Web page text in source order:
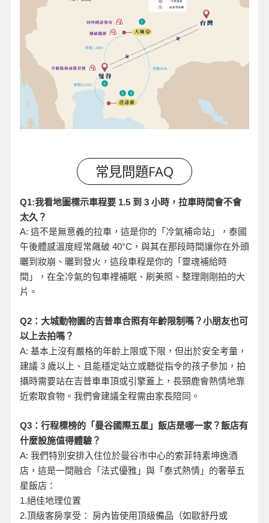
Q1:我看地圖標示車程要 1.5 到 3 小時，拉車時間會不會
太久？
A: 這不是無意義的拉車，這是你的「冷氣補命站」，泰國
午後體感溫度經常飆破 40°C ，與其在那段時間讓你在外頭
曬到妝崩、曬到發火，這段車程是你的「靈魂補給時
間」，在全冷氣的包車裡補眠、刷美照、整理剛剛拍的大
片。
Q2：大城動物園的吉普車合照有年齡限制嗎？小朋友也可
以上去拍嗎？
A: 基本上沒有嚴格的年齡上限或下限，但出於安全考量，
建議 3 歲以上、且能穩定站立或聽從指令的孩子參加，拍
攝時需要站在吉普車車頂或引擎蓋上，長頸鹿會熱情地靠
近索取食物。我們會建議全程需由家長陪同。
Q3：行程標榜的「曼谷國際五星」飯店是哪一家？飯店有
什麼設施值得體驗？
A: 我們特別安排入住位於曼谷市中心的索菲特素坤逸酒
店，這是一間融合「法式優雅」與「泰式熱情」的奢華五
星飯店：
1.絕佳地理位置
2.頂級客房享受： 房內皆使用頂級備品（如歐舒丹或